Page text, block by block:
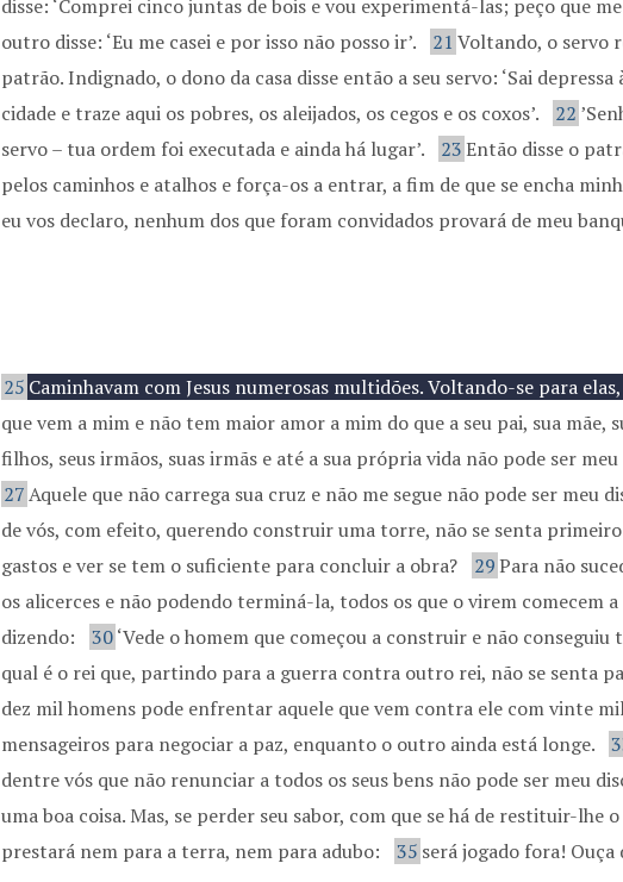
disse: ‘Comprei cinco juntas de bois e vou experimentá-las; peço que me
outro disse: ‘Eu me casei e por isso não posso ir’.
21 Voltando, o servo
patrão. Indignado, o dono da casa disse então a seu servo: ‘Sai depressa
cidade e traze aqui os pobres, os aleijados, os cegos e os coxos’.
22
servo – tua ordem foi executada e ainda há lugar’.
23Então disse o
pelos caminhos e atalhos e força-os a entrar, a fim de que se encha
eu vos declaro, nenhum dos que foram convidados provará de meu
25 Caminhavam com Jesus numerosas multidões. Voltando-se para elas,
que vem a mim e não tem maior amor a mim do que a seu pai, sua mãe,
filhos, seus irmãos, suas irmãs e até a sua própria vida não pode ser
27Aquele que não carrega sua cruz e não me segue não pode ser meu
de vós, com efeito, querendo construir uma torre, não se senta
gastos e ver se tem o suficiente para concluir a obra?
29Para não
os alicerces e não podendo terminá-la, todos os que o virem comecem
dizendo:
30‘Vede o homem que começou a construir e não conseguiu
qual é o rei que, partindo para a guerra contra outro rei, não se senta
dez mil homens pode enfrentar aquele que vem contra ele com vinte
mensageiros para negociar a paz, enquanto o outro ainda está longe.
dentre vós que não renunciar a todos os seus bens não pode ser meu
uma boa coisa. Mas, se perder seu sabor, com que se há de restituir-lhe
prestará nem para a terra, nem para adubo:
35 será jogado fora! Ouça